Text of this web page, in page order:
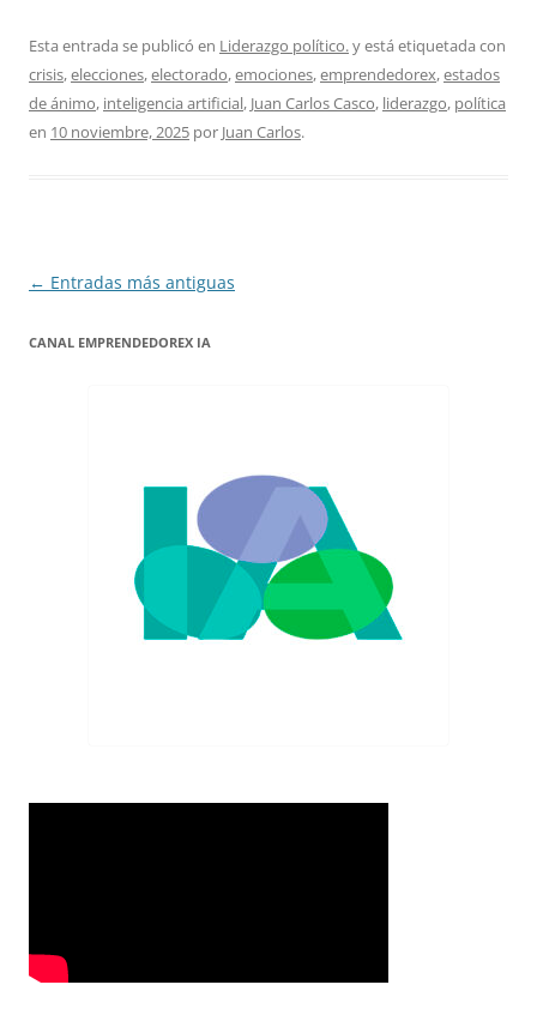
Esta entrada se publicó en Liderazgo político.y está etiquetada con
crisis,elecciones,electorado,emociones,emprendedorex,estados
de ánimo, inteligencia artificial, Juan Carlos Casco, liderazgo, política
en 10 noviembre, 2025 por Juan Carlos.
Navegación
entradas
← Entradas más antiguas
CANAL EMPRENDEDOREX IA